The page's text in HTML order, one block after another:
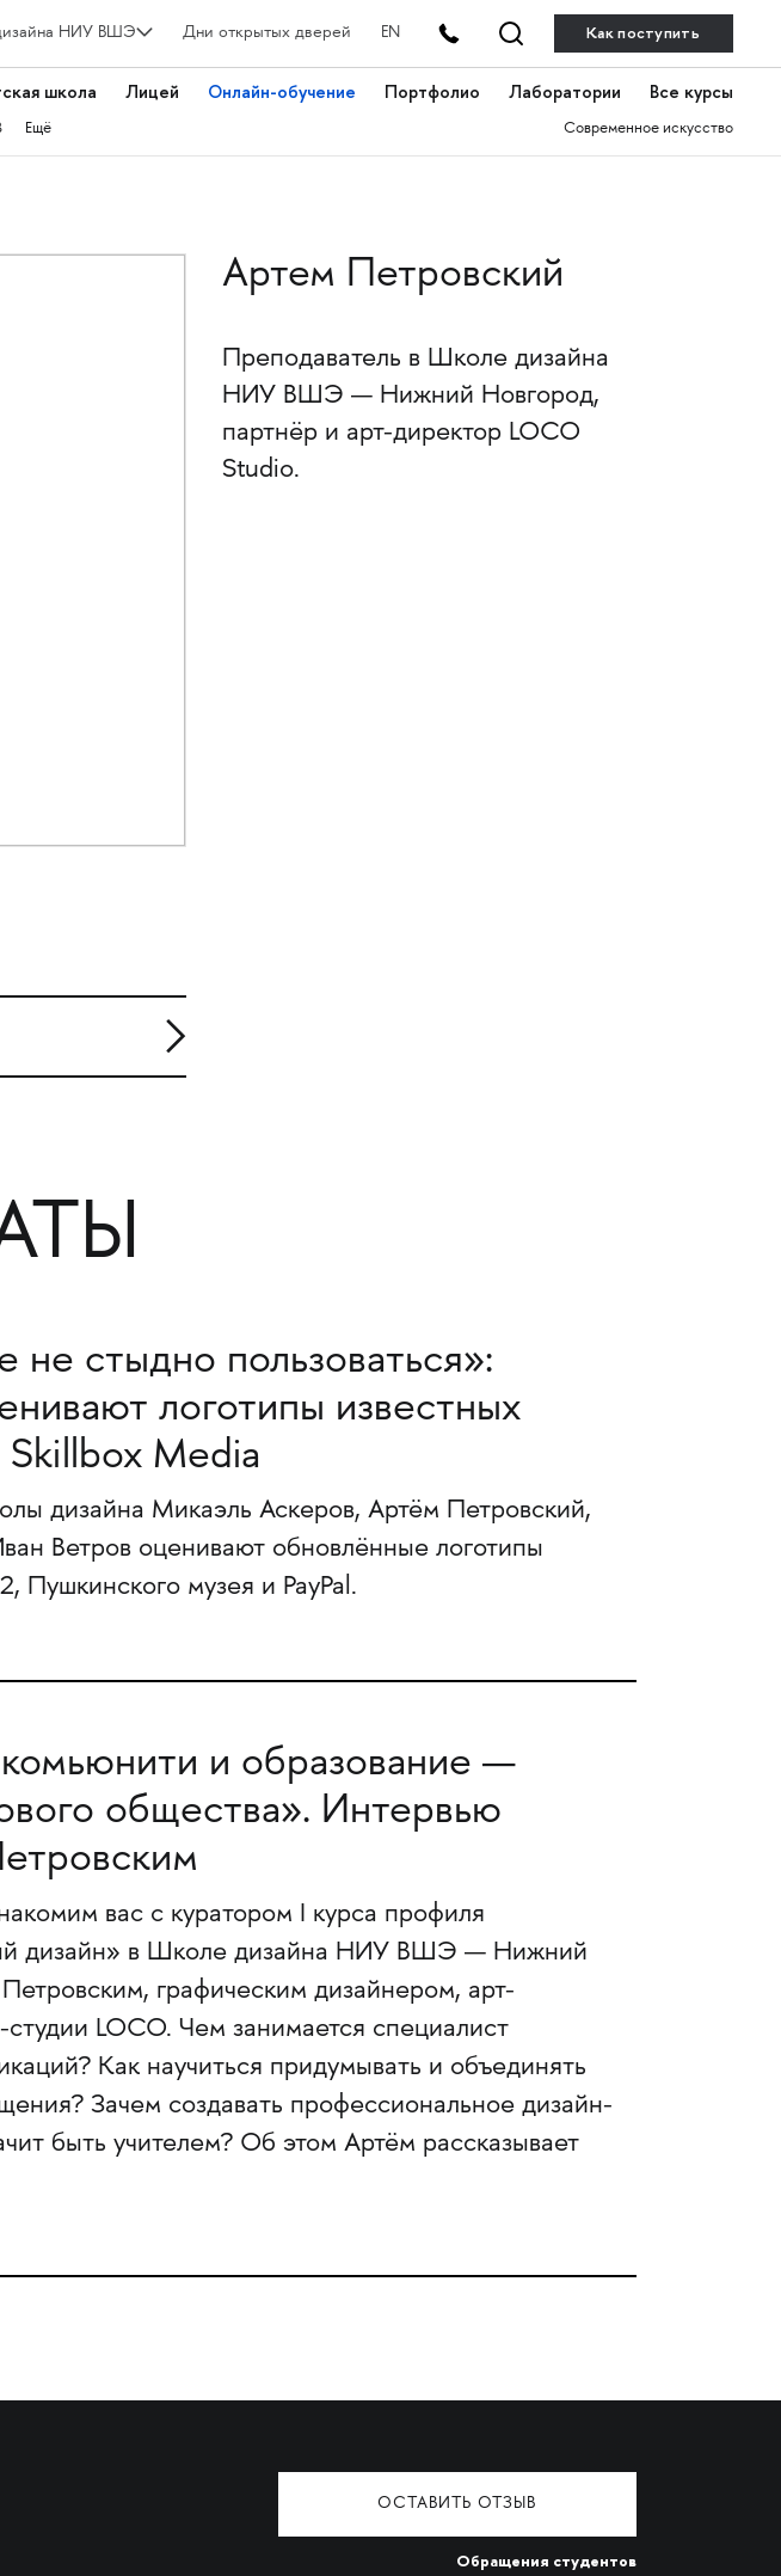
НИУ ВШЭ Дни открытых дверей EN Как поступить
школа Лицей Онлайн-обучение Портфолио Лаборатории Все курсы
Ещё Современное искусство
Артем Петровский
Преподаватель в Школе дизайна
НИУ ВШЭ — Нижний Новгород,
партнёр и арт-директор LOCO
Studio.
не стыдно пользоваться»:
логотипы известных
Media
дизайна Микаэль Аскеров, Артём Петровский,
Ветров оценивают обновлённые логотипы
Пушкинского музея и PayPal.
и образование —
общества». Интервью
вас с куратором I курса профиля
дизайн» в Школе дизайна НИУ ВШЭ — Нижний
графическим дизайнером, арт-
LOCO. Чем занимается специалист
Как научиться придумывать и объединять
Зачем создавать профессиональное дизайн-
быть учителем? Об этом Артём рассказывает
ОСТАВИТЬ ОТЗЫВ
Обращения студентов